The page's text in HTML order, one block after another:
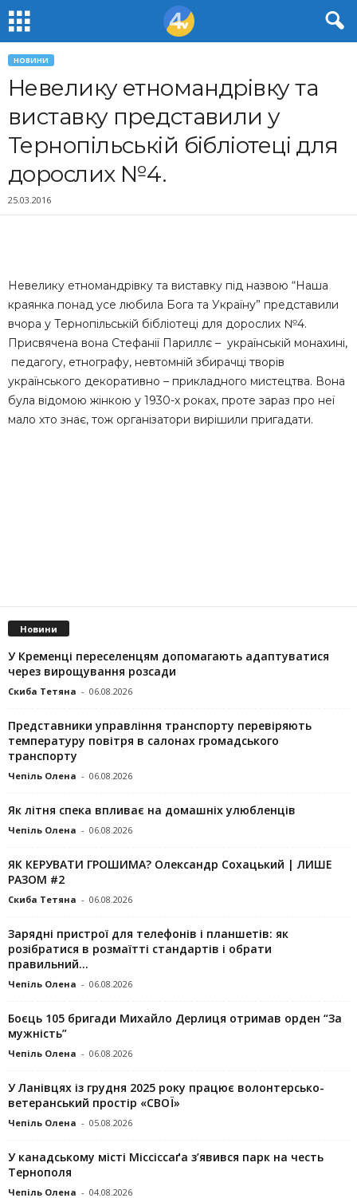
НОВИНИ
Невелику етномандрівку та
виставку представили у
Тернопільській бібліотеці для
дорослих №4.
25.03.2016
Невелику етномандрівку та виставку під назвою “Наша
краянка понад усе любила Бога та Україну” представили
вчора у Тернопільській бібліотеці для дорослих №4.
Присвячена вона Стефанії Париллє – українській монахині,
педагогу, етнографу, невтомній збирачці творів
українського декоративно – прикладного мистецтва. Вона
була відомою жінкою у 1930-х роках, проте зараз про неї
мало хто знає, тож організатори вирішили пригадати.
Новини
У Кременці переселенцям допомагають адаптуватися
через вирощування розсади
Скиба Тетяна - 06.08.2026
Представники управління транспорту перевіряють
температуру повітря в салонах громадського
транспорту
Чепіль Олена - 06.08.2026
Як літня спека впливає на домашніх улюбленців
Чепіль Олена - 06.08.2026
ЯК КЕРУВАТИ ГРОШИМА? Олександр Сохацький | ЛИШЕ
РАЗОМ #2
Скиба Тетяна - 06.08.2026
Зарядні пристрої для телефонів і планшетів: як
розібратися в розмаїтті стандартів і обрати
правильний...
Чепіль Олена - 06.08.2026
Боєць 105 бригади Михайло Дерлиця отримав орден “За
мужність”
Чепіль Олена - 06.08.2026
У Ланівцях із грудня 2025 року працює волонтерсько-
ветеранський простір «СВОЇ»
Чепіль Олена - 05.08.2026
У канадському місті Міссіссаґа з’явився парк на честь
Тернополя
Чепіль Олена - 04.08.2026